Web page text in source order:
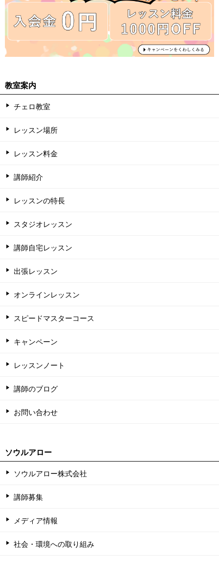
教室案内
チェロ教室
レッスン場所
レッスン料金
講師紹介
レッスンの特長
スタジオレッスン
講師自宅レッスン
出張レッスン
オンラインレッスン
スピードマスターコース
キャンペーン
レッスンノート
講師のブログ
お問い合わせ
ソウルアロー
ソウルアロー株式会社
講師募集
メディア情報
社会・環境への取り組み